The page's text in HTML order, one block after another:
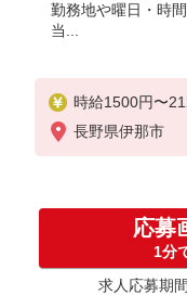
勤務地や曜日・時
当...
時給1500円〜
全支給(ガソリン
長野県伊那市
応募
1分
求人応募期